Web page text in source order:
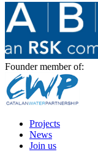
Founder member of:
Projects
News
Join us